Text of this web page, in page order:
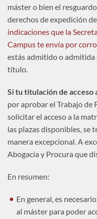
máster o bien el
derechos de expedición
indicaciones que la
Campus te envía por
estás admitido o
título.
Si tu titulación de acceso
por aprobar el Trabajo de
solicitar el acceso a la
las plazas disponibles, se
manera excepcional. A
Abogacía y Procura que
En resumen:
En general, es
al máster para poder